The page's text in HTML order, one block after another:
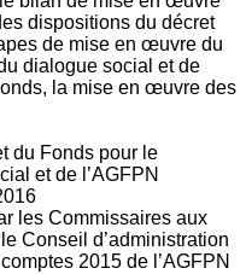
dispositions du décret
de mise en œuvre du
dialogue social et de
la mise en œuvre des
du Fonds pour le
et de l’AGFPN
les Commissaires aux
Conseil d’administration
2015 de l’AGFPN